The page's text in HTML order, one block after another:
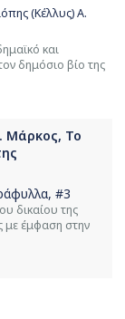
(Κέλλυς) Α.
και
δημόσιο βίο της
Μάρκος, Το
, #3
δικαίου της
με έμφαση στην